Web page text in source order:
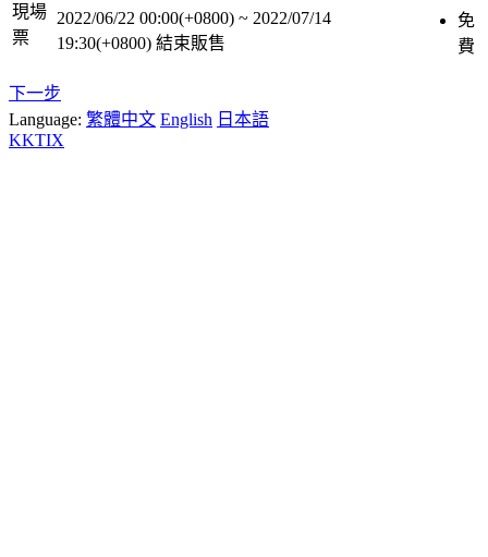
現場
票
2022/06/22 00:00(+0800) ~ 2022/07/14
19:30(+0800) 結束販售
免
費
下一步
Language: 繁體中文 English 日本語
KKTIX